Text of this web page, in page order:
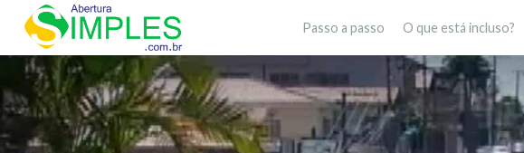
Passo a passo O que está incluso?